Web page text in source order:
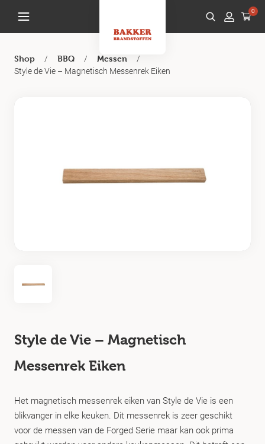
0
Shop / BBQ / Messen
/
Style de Vie – Magnetisch Messenrek Eiken
Style de Vie – Magnetisch
Messenrek Eiken
Het magnetisch messenrek eiken van Style de Vie is een
blikvanger in elke keuken. Dit messenrek is zeer geschikt
voor de messen van de Forged Serie maar kan ook prima